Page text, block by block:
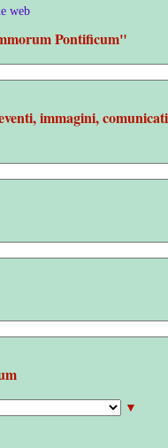
web
Pontificum"
immagini, comunicati
▼